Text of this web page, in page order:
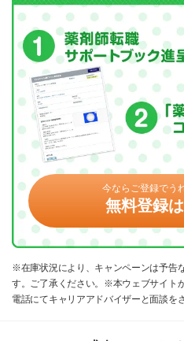
今ならご登録でう
無料登録
※在庫状況により、キャンペーンは予告
す。ご了承ください。※本ウェブサイト
電話にてキャリアアドバイザーと面談を